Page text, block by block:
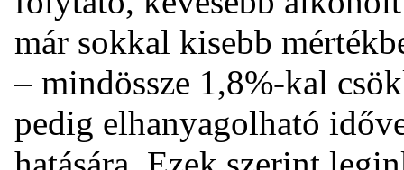
már sokkal kisebb
– mindössze 1,8%-kal
pedig elhanyagolható